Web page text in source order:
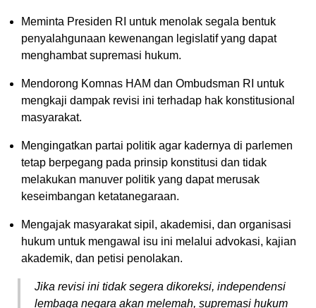
Meminta Presiden RI untuk menolak segala bentuk
penyalahgunaan kewenangan legislatif yang dapat
menghambat supremasi hukum.
Mendorong Komnas HAM dan Ombudsman RI untuk
mengkaji dampak revisi ini terhadap hak konstitusional
masyarakat.
Mengingatkan partai politik agar kadernya di parlemen
tetap berpegang pada prinsip konstitusi dan tidak
melakukan manuver politik yang dapat merusak
keseimbangan ketatanegaraan.
Mengajak masyarakat sipil, akademisi, dan organisasi
hukum untuk mengawal isu ini melalui advokasi, kajian
akademik, dan petisi penolakan.
Jika revisi ini tidak segera dikoreksi, independensi
lembaga negara akan melemah, supremasi hukum